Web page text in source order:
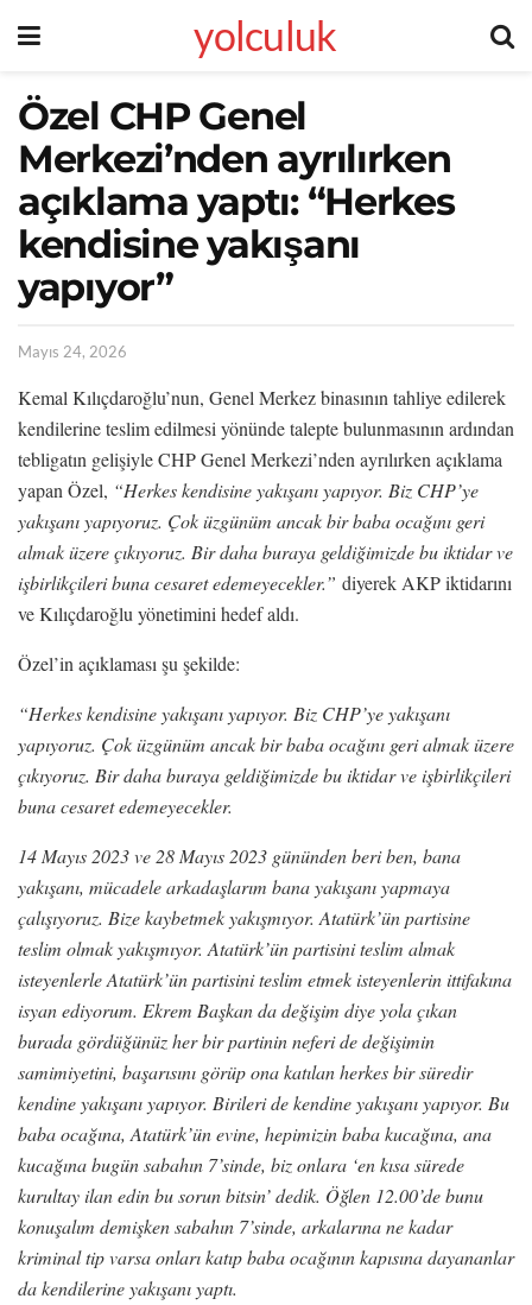
yolculuk
Özel CHP Genel
Merkezi’nden ayrılırken
açıklama yaptı: “Herkes
kendisine yakışanı
yapıyor”
Mayıs 24, 2026
Kemal Kılıçdaroğlu’nun, Genel Merkez binasının tahliye edilerek
kendilerine teslim edilmesi yönünde talepte bulunmasının ardından
tebligatın gelişiyle CHP Genel Merkezi’nden ayrılırken açıklama
yapan Özel, “Herkes kendisine yakışanı yapıyor. Biz CHP’ye
yakışanı yapıyoruz. Çok üzgünüm ancak bir baba ocağını geri
almak üzere çıkıyoruz. Bir daha buraya geldiğimizde bu iktidar ve
işbirlikçileri buna cesaret edemeyecekler.” diyerek AKP iktidarını
ve Kılıçdaroğlu yönetimini hedef aldı.
Özel’in açıklaması şu şekilde:
“Herkes kendisine yakışanı yapıyor. Biz CHP’ye yakışanı
yapıyoruz. Çok üzgünüm ancak bir baba ocağını geri almak üzere
çıkıyoruz. Bir daha buraya geldiğimizde bu iktidar ve işbirlikçileri
buna cesaret edemeyecekler.
14 Mayıs 2023 ve 28 Mayıs 2023 gününden beri ben, bana
yakışanı, mücadele arkadaşlarım bana yakışanı yapmaya
çalışıyoruz. Bize kaybetmek yakışmıyor. Atatürk’ün partisine
teslim olmak yakışmıyor. Atatürk’ün partisini teslim almak
isteyenlerle Atatürk’ün partisini teslim etmek isteyenlerin ittifakına
isyan ediyorum. Ekrem Başkan da değişim diye yola çıkan
burada gördüğünüz her bir partinin neferi de değişimin
samimiyetini, başarısını görüp ona katılan herkes bir süredir
kendine yakışanı yapıyor. Birileri de kendine yakışanı yapıyor. Bu
baba ocağına, Atatürk’ün evine, hepimizin baba kucağına, ana
kucağına bugün sabahın 7’sinde, biz onlara ‘en kısa sürede
kurultay ilan edin bu sorun bitsin’ dedik. Öğlen 12.00’de bunu
konuşalım demişken sabahın 7’sinde, arkalarına ne kadar
kriminal tip varsa onları katıp baba ocağının kapısına dayananlar
da kendilerine yakışanı yaptı.